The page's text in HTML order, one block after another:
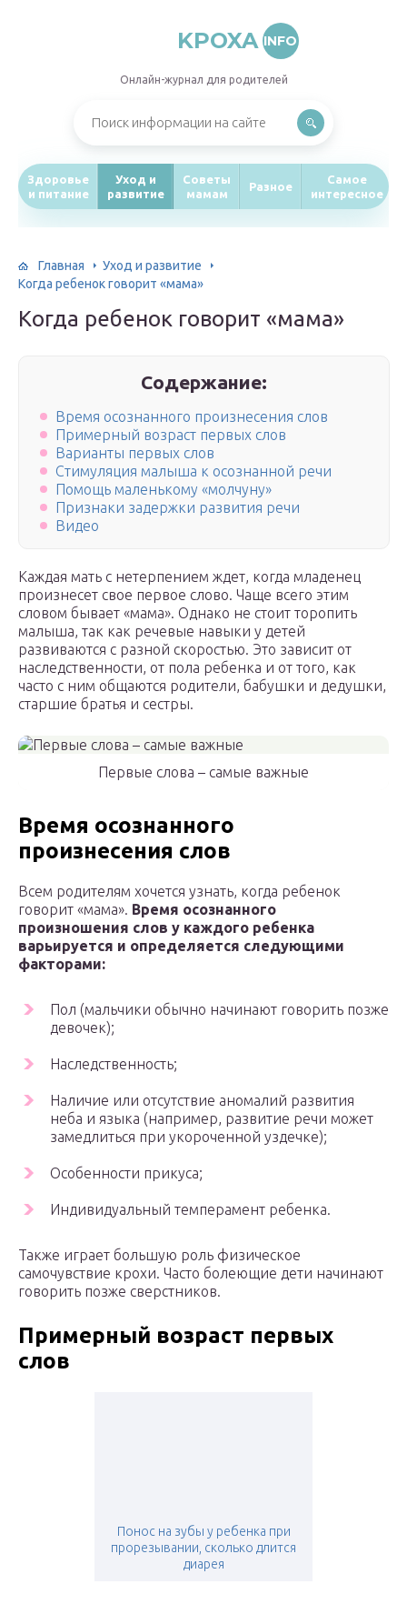
KPOXA INFO
Онлайн-журнал для родителей
Здоровье
и питание
Уход и
развитие
Советы
мамам
Разное
Самое
интересное
Главная
Уход и развитие
Когда ребенок говорит «мама»
Когда ребенок говорит «мама»
Содержание:
Время осознанного произнесения слов
Примерный возраст первых слов
Варианты первых слов
Стимуляция малыша к осознанной речи
Помощь маленькому «молчуну»
Признаки задержки развития речи
Видео
Каждая мать с нетерпением ждет, когда младенец
произнесет свое первое слово. Чаще всего этим
словом бывает «мама». Однако не стоит торопить
малыша, так как речевые навыки у детей
развиваются с разной скоростью. Это зависит от
наследственности, от пола ребенка и от того, как
часто с ним общаются родители, бабушки и дедушки,
старшие братья и сестры.
Первые слова – самые важные
Время осознанного
произнесения слов
Всем родителям хочется узнать, когда ребенок
говорит «мама». Время осознанного
произношения слов у каждого ребенка
варьируется и определяется следующими
факторами:
Пол (мальчики обычно начинают говорить позже
девочек);
Наследственность;
Наличие или отсутствие аномалий развития
неба и языка (например, развитие речи может
замедлиться при укороченной уздечке);
Особенности прикуса;
Индивидуальный темперамент ребенка.
Также играет большую роль физическое
самочувствие крохи. Часто болеющие дети начинают
говорить позже сверстников.
Примерный возраст первых
слов
Понос на зубы у ребенка при
прорезывании, сколько длится
диарея